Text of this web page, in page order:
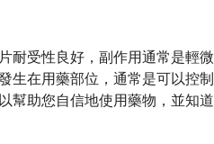
耐受性良好，副作用通常是輕微
生在用藥部位，通常是可以控制
幫助您自信地使用藥物，並知道